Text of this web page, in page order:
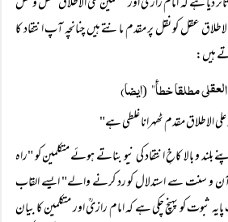
عقل کو نقل پر مقدم مانتے ہیں چنانچہ آپ انتقاد کا
ہیں:
مطلقا خطأ" (ایضا)
الاطلاق مقدم ٹھہرانا غلطی ہے"
و بالا کاخِ انتقاد کی نیو بناتے ہوئے متکلمین کو "راہ
و سنت سے استدلال کو رد کرنے والے" ایسے القاب
ثبوت کو پہنچ چکی ہے کہ امام رازیؒ اور متکلمین کا بیان